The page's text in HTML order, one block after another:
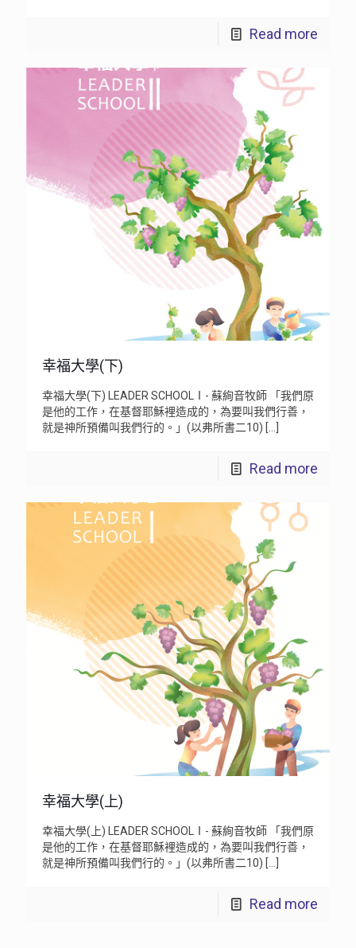
Read more
幸福大學(下)
幸福大學(下) LEADER SCHOOLⅠ- 蘇絢音牧師 「我們原
是他的工作，在基督耶穌裡造成的，為要叫我們行善，
就是神所預備叫我們行的。」(以弗所書二10) […]
Read more
幸福大學(上)
幸福大學(上) LEADER SCHOOLⅠ- 蘇絢音牧師 「我們原
是他的工作，在基督耶穌裡造成的，為要叫我們行善，
就是神所預備叫我們行的。」(以弗所書二10) […]
Read more